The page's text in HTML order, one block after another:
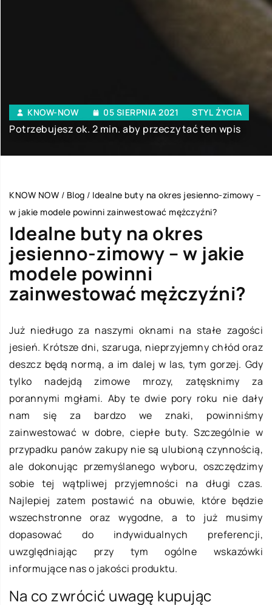
KNOW-NOW 05 SIERPNIA 2021 STYL ŻYCIA
Potrzebujesz ok. 2 min. aby przeczytać ten wpis
KNOW NOW / Blog / Idealne buty na okres jesienno-zimowy –
w jakie modele powinni zainwestować mężczyźni?
Idealne buty na okres
jesienno-zimowy – w jakie
modele powinni
zainwestować mężczyźni?
Już niedługo za naszymi oknami na stałe zagości
jesień. Krótsze dni, szaruga, nieprzyjemny chłód oraz
deszcz będą normą, a im dalej w las, tym gorzej. Gdy
tylko nadejdą zimowe mrozy, zatęsknimy za
porannymi mgłami. Aby te dwie pory roku nie dały
nam się za bardzo we znaki, powinniśmy
zainwestować w dobre, ciepłe buty. Szczególnie w
przypadku panów zakupy nie są ulubioną czynnością,
ale dokonując przemyślanego wyboru, oszczędzimy
sobie tej wątpliwej przyjemności na długi czas.
Najlepiej zatem postawić na obuwie, które będzie
wszechstronne oraz wygodne, a to już musimy
dopasować do indywidualnych preferencji,
uwzględniając przy tym ogólne wskazówki
informujące nas o jakości produktu.
Na co zwrócić uwagę kupując